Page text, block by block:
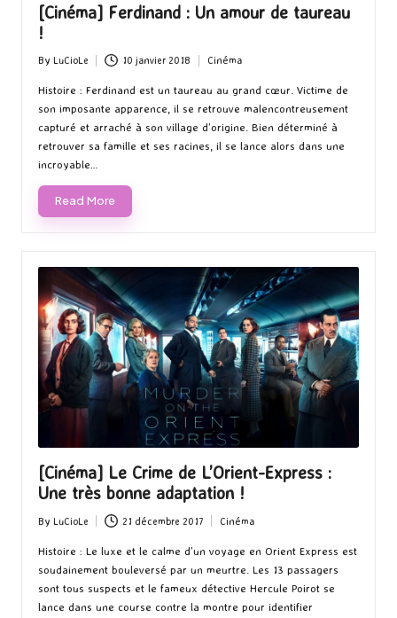
[Cinéma] Ferdinand : Un amour de taureau
!
Posted
by
By LuCioLe 10 janvier 2018
in
Cinéma
Histoire : Ferdinand est un taureau au grand cœur. Victime de
son imposante apparence, il se retrouve malencontreusement
capturé et arraché à son village d’origine. Bien déterminé à
retrouver sa famille et ses racines, il se lance alors dans une
incroyable…
Read More
[Cinéma] Le Crime de L’Orient-Express :
Une très bonne adaptation !
Posted
by
By LuCioLe 21 décembre 2017
Posted
Cinéma
Histoire : Le luxe et le calme d’un voyage en Orient Express est
soudainement bouleversé par un meurtre. Les 13 passagers
sont tous suspects et le fameux détective Hercule Poirot se
lance dans une course contre la montre pour identifier